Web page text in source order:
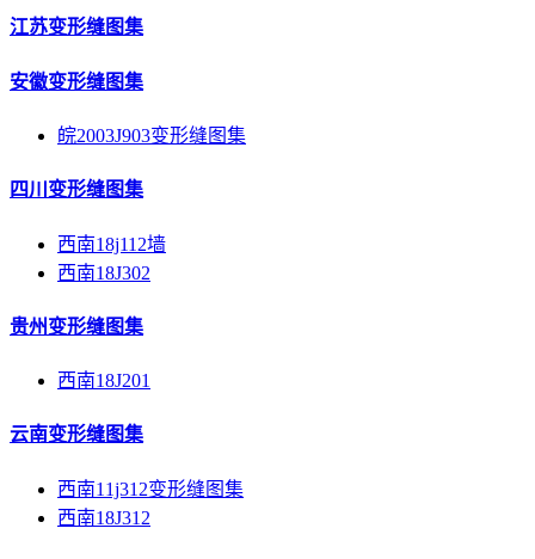
江苏变形缝图集
安徽变形缝图集
皖2003J903变形缝图集
四川变形缝图集
西南18j112墙
西南18J302
贵州变形缝图集
西南18J201
云南变形缝图集
西南11j312变形缝图集
西南18J312